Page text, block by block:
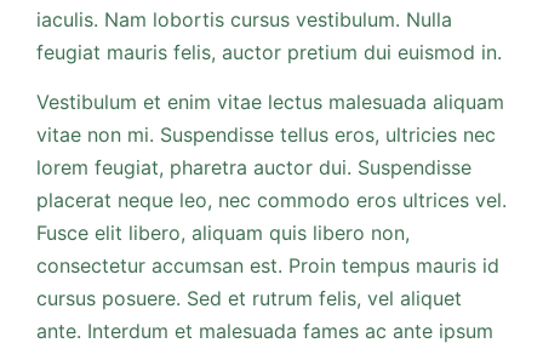
iaculis. Nam lobortis cursus vestibulum. Nulla
feugiat mauris felis, auctor pretium dui euismod in.
Vestibulum et enim vitae lectus malesuada aliquam
vitae non mi. Suspendisse tellus eros, ultricies nec
lorem feugiat, pharetra auctor dui. Suspendisse
placerat neque leo, nec commodo eros ultrices vel.
Fusce elit libero, aliquam quis libero non,
consectetur accumsan est. Proin tempus mauris id
cursus posuere. Sed et rutrum felis, vel aliquet
ante. Interdum et malesuada fames ac ante ipsum